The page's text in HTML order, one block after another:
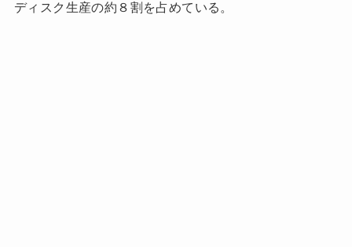
ディスク生産の約８割を占めている。